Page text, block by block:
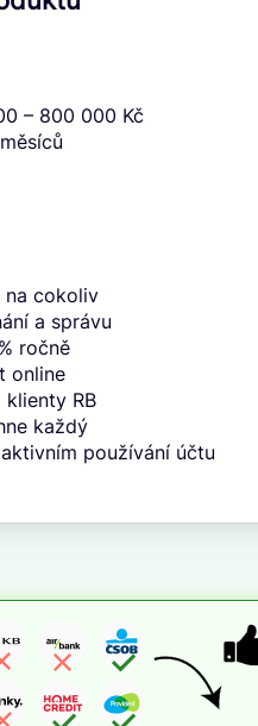
– 800 000 Kč
na cokoliv
a správu
ročně
online
RB
každý
používání účtu